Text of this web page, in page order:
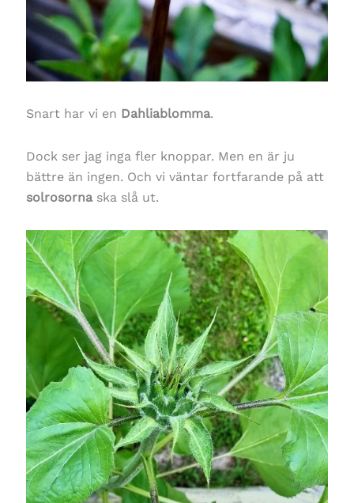
Snart har vi en Dahliablomma.
Dock ser jag inga fler knoppar. Men en är ju
bättre än ingen. Och vi väntar fortfarande på att
solrosornaska slå ut.